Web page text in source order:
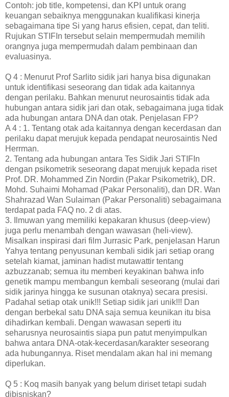
Contoh: job title, kompetensi, dan KPI untuk orang
keuangan sebaiknya menggunakan kualifikasi kinerja
sebagaimana tipe Si yang harus efisien, cepat, dan teliti.
Rujukan STIFIn tersebut selain mempermudah memilih
orangnya juga mempermudah dalam pembinaan dan
evaluasinya.
Q 4 : Menurut Prof Sarlito sidik jari hanya bisa digunakan
untuk identifikasi seseorang dan tidak ada kaitannya
dengan perilaku. Bahkan menurut neurosaintis tidak ada
hubungan antara sidik jari dan otak, sebagaimana juga tidak
ada hubungan antara DNA dan otak. Penjelasan FP?
A 4 : 1. Tentang otak ada kaitannya dengan kecerdasan dan
perilaku dapat merujuk kepada pendapat neurosaintis Ned
Herrman.
2. Tentang ada hubungan antara Tes Sidik Jari STIFIn
dengan psikometrik seseorang dapat merujuk kepada riset
Prof. DR. Mohammed Zin Nordin (Pakar Psikometrik), DR.
Mohd. Suhaimi Mohamad (Pakar Personaliti), dan DR. Wan
Shahrazad Wan Sulaiman (Pakar Personaliti) sebagaimana
terdapat pada FAQ no. 2 di atas.
3. Ilmuwan yang memiliki kepakaran khusus (deep-view)
juga perlu menambah dengan wawasan (heli-view).
Misalkan inspirasi dari film Jurrasic Park, penjelasan Harun
Yahya tentang penyusunan kembali sidik jari setiap orang
setelah kiamat, jaminan hadist mutawattir tentang
azbuzzanab; semua itu memberi keyakinan bahwa info
genetik mampu membangun kembali seseorang (mulai dari
sidik jarinya hingga ke susunan otaknya) secara presisi.
Padahal setiap otak unik!!! Setiap sidik jari unik!!! Dan
dengan berbekal satu DNA saja semua keunikan itu bisa
dihadirkan kembali. Dengan wawasan seperti itu
seharusnya neurosaintis siapa pun patut menyimpulkan
bahwa antara DNA-otak-kecerdasan/karakter seseorang
ada hubungannya. Riset mendalam akan hal ini memang
diperlukan.
Q 5 : Koq masih banyak yang belum diriset tetapi sudah
dibisniskan?